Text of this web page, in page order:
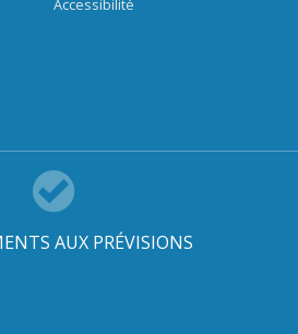
Accessibilité
AUX PRÉVISIONS